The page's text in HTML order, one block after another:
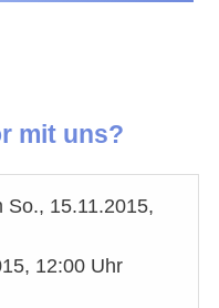
mit uns?
So., 15.11.2015,
12:00 Uhr